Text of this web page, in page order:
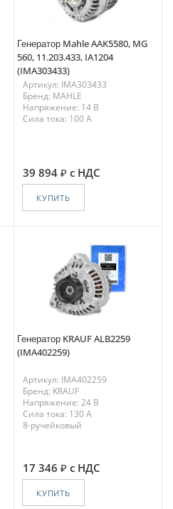
Генератор Mahle AAK5580, MG
560, 11.203.433, IA1204
(IMA303433)
Артикул: IMA303433
Бренд: MAHLE
Напряжение: 14 В
Сила тока: 100 A
39 894 с НДС
КУПИТЬ
Генератор KRAUF ALB2259
(IMA402259)
Артикул: IMA402259
Бренд: KRAUF
Напряжение: 24 В
Сила тока: 130 A
8-ручейковый
17 346 с НДС
КУПИТЬ